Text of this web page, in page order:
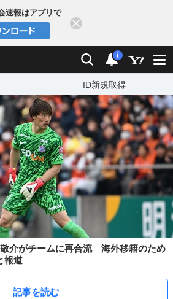
速報はアプリで
検索
通知数：
i
ID新規取得
介がチームに再合流 海外移籍のため
報道
記事を読む